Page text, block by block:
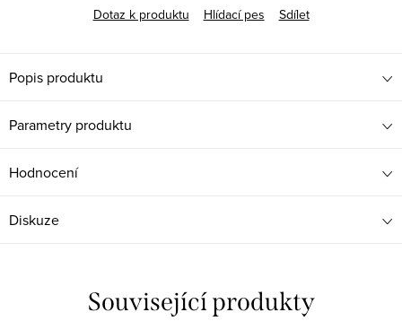
Dotaz k produktu
Hlídací pes Sdílet
Popis produktu
Parametry produktu
Hodnocení
Diskuze
Související produkty